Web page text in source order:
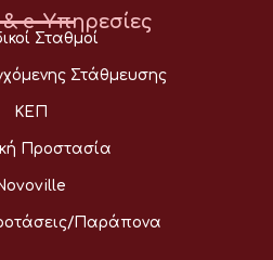
e-Υπηρεσίες
Σταθμοί
Στάθμευσης
ΚΕΠ
Προστασία
Παράπονα